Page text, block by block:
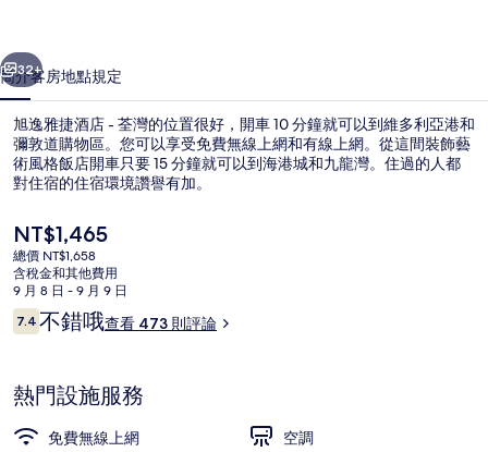
荃
灣
的
相
集
個 下一個
32+
簡介客房地點規定
旭逸雅捷酒店 - 荃灣的位置很好，開車 10 分鐘就可以到維多利亞港和
彌敦道購物區。您可以享受免費無線上網和有線上網。從這間裝飾藝
術風格飯店開車只要 15 分鐘就可以到海港城和九龍灣。住過的人都
對住宿的住宿環境讚譽有加。
目
前
的
價
格
是
NT$1,465
總價 NT$1,658
含稅金和其他費用
9 月 8 日 - 9 月 9 日
評
論
7.47.4 分，滿分 10 分，
不錯哦查看 473 則評論
熱門設施服務
免費無線上網
空調